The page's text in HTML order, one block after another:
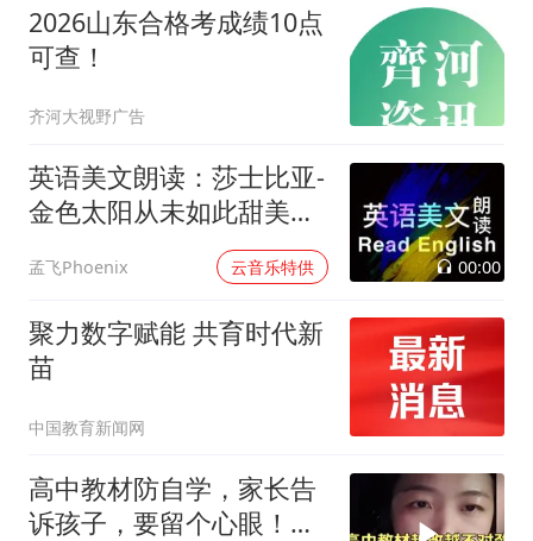
2026山东合格考成绩10点
可查！
齐河大视野广告
英语美文朗读：莎士比亚-
金色太阳从未如此甜美吻
孟飞Phoenix 云音乐特供 00:00
聚力数字赋能 共育时代新
苗
中国教育新闻网
高中教材防自学，家长告
诉孩子，要留个心眼！听